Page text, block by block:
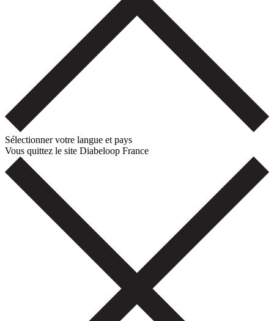
Sélectionner votre langue et pays
Vous quittez le site Diabeloop France